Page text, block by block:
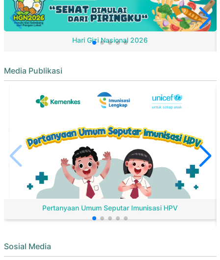
Hari Gizi Nasional 2026
Media Publikasi
Pertanyaan Umum Seputar Imunisasi HPV
Sosial Media